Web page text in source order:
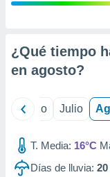
e
mediante
publicidad
de
¿Qué tiempo
en agosto?
Junio Julio
T. Media: 16°C
Días de lluvia: 20